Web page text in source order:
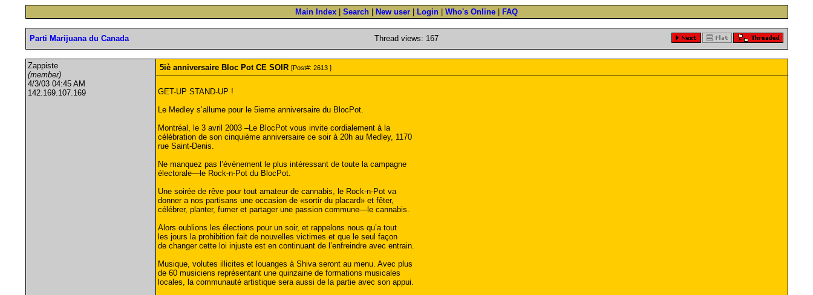
Main Index Search New user Login Who's Online FAQ
Parti Marijuana du Canada Thread views: 167
Zappiste
(member)
4/3/03 04:45 AM
142.169.107.169
5iè anniversaire Bloc Pot CE SOIR [Post#: 2613 ]
GET-UP STAND-UP !
Le Medley s’allume pour le 5ieme anniversaire du BlocPot.
Montréal, le 3 avril 2003 –Le BlocPot vous invite cordialement à la
célébration de son cinquième anniversaire ce soir à 20h au Medley, 1170
rue Saint-Denis.
Ne manquez pas l’événement le plus intéressant de toute la campagne
électorale—le Rock-n-Pot du BlocPot.
Une soirée de rêve pour tout amateur de cannabis, le Rock-n-Pot va
donner a nos partisans une occasion de «sortir du placard» et fêter,
célébrer, planter, fumer et partager une passion commune—le cannabis.
Alors oublions les élections pour un soir, et rappelons nous qu’a tout
les jours la prohibition fait de nouvelles victimes et que le seul façon
de changer cette loi injuste est en continuant de l’enfreindre avec entrain.
Musique, volutes illicites et louanges à Shiva seront au menu. Avec plus
de 60 musiciens représentant une quinzaine de formations musicales
locales, la communauté artistique sera aussi de la partie avec son appui.